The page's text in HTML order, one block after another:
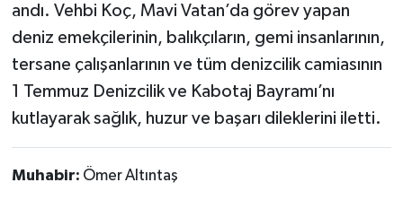
andı. Vehbi Koç, Mavi Vatan’da görev yapan
deniz emekçilerinin, balıkçıların, gemi insanlarının,
tersane çalışanlarının ve tüm denizcilik camiasının
1 Temmuz Denizcilik ve Kabotaj Bayramı’nı
kutlayarak sağlık, huzur ve başarı dileklerini iletti.
Muhabir: Ömer Altıntaş